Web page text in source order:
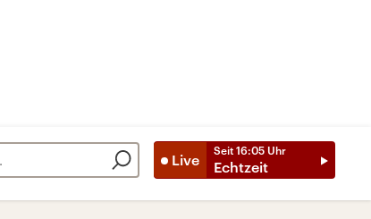
Live
Seit 16:05 Uhr
Echtzeit